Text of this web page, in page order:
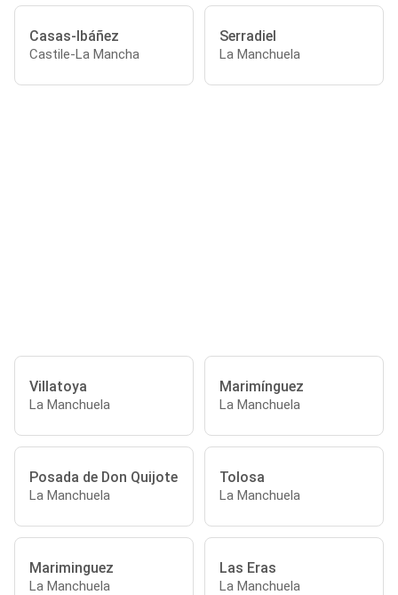
Casas-Ibáñez
Castile-La Mancha
Serradiel
La Manchuela
Villatoya
La Manchuela
Marimínguez
La Manchuela
Posada de Don Quijote
La Manchuela
Tolosa
La Manchuela
Mariminguez
La Manchuela
Las Eras
La Manchuela